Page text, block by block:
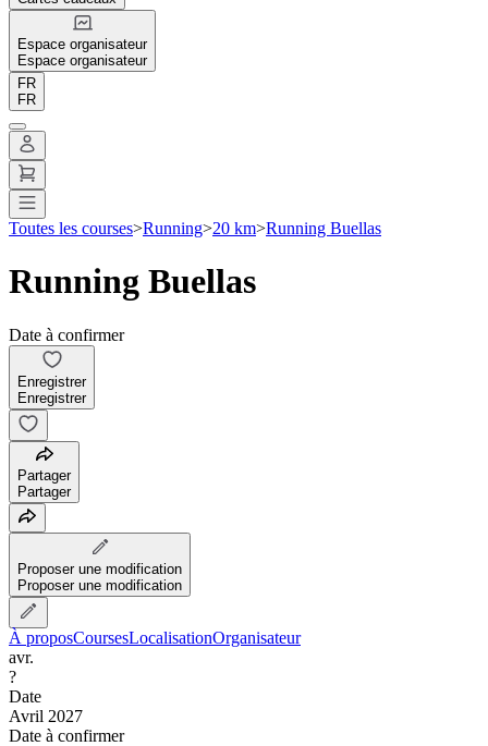
Espace organisateur
Espace organisateur
FR
FR
Toutes les courses>Running>20 km>Running Buellas
Running Buellas
Date à confirmer
Enregistrer
Enregistrer
Partager
Partager
Proposer une modification
Proposer une modification
À proposCoursesLocalisationOrganisateur
avr.
?
Date
Avril 2027
Date à confirmer